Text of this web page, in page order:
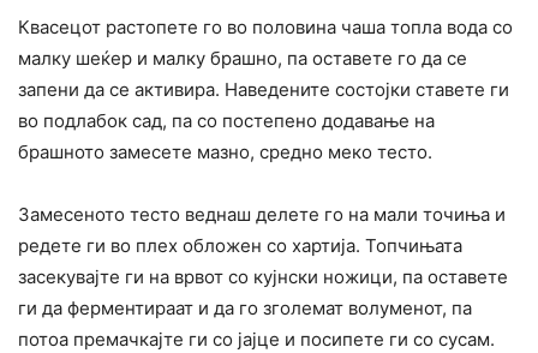
Квасецот растопете го во половина чаша топла вода со
малку шеќер и малку брашно, па оставете го да се
запени да се активира. Наведените состојки ставете ги
во подлабок сад, па со постепено додавање на
брашното замесете мазно, средно меко тесто.
Замесеното тесто веднаш делете го на мали точиња и
редете ги во плех обложен со хартија. Топчињата
засекувајте ги на врвот со кујнски ножици, па оставете
ги да ферментираат и да го зголемат волуменот, па
потоа премачкајте ги со јајце и посипете ги со сусам.